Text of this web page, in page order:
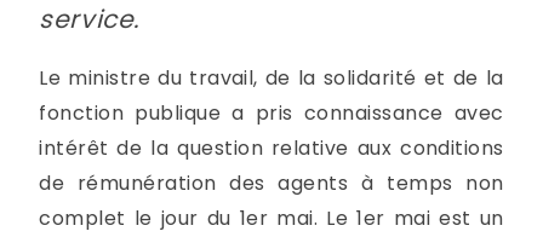
service.
Le ministre du travail, de la solidarité et de la
fonction publique a pris connaissance avec
intérêt de la question relative aux conditions
de rémunération des agents à temps non
complet le jour du 1er mai. Le 1er mai est un